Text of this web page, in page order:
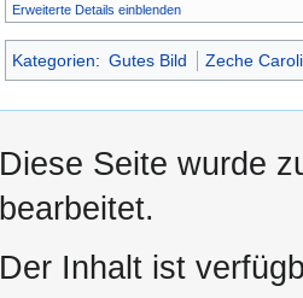
Erweiterte Details einblenden
Kategorien: Gutes Bild Zeche
Diese Seite wurde
bearbeitet.
Der Inhalt ist